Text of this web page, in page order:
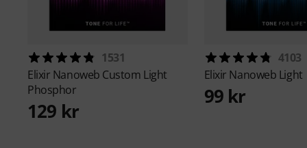
1531
Elixir Nanoweb Custom Light
Phosphor
129 kr
4103
Elixir Nanoweb Light
99 kr